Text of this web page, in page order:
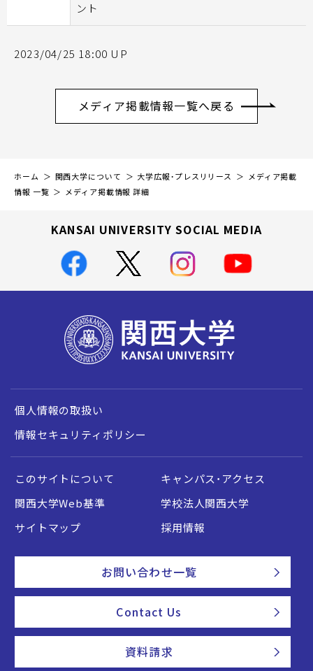
ント
2023/04/25 18:00 UP
メディア掲載情報一覧へ戻る
ホーム 関西大学について 大学広報・プレスリリース
メディア掲載
情報 一覧
メディア掲載情報 詳細
KANSAI UNIVERSITY SOCIAL MEDIA
個人情報の取扱い
情報セキュリティポリシー
このサイトについて
キャンパス・アクセス
関西大学Web基準
学校法人関西大学
サイトマップ
採用情報
お問い合わせ一覧
Contact Us
資料請求